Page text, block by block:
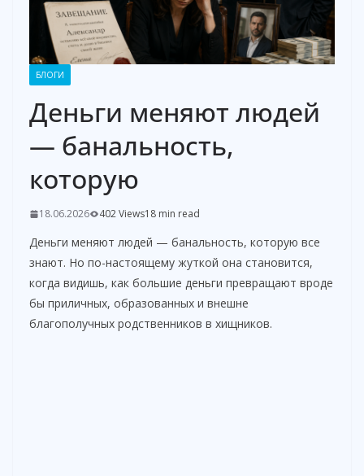
БЛОГИ
Деньги меняют людей
— банальность,
которую
18.06.2026 402 Views18 min read
Деньги меняют людей — банальность, которую все
знают. Но по-настоящему жуткой она становится,
когда видишь, как большие деньги превращают вроде
бы приличных, образованных и внешне
благополучных родственников в хищников.